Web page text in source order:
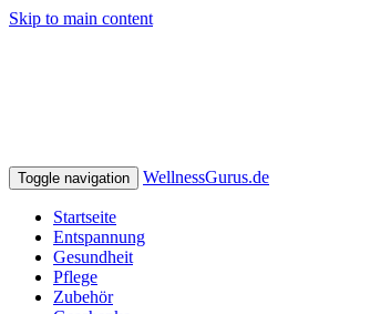
Skip to main content
Toggle navigation WellnessGurus.de
Startseite
Entspannung
Gesundheit
Pflege
Zubehör